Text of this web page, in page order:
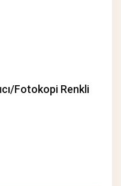
Fotokopi Renkli